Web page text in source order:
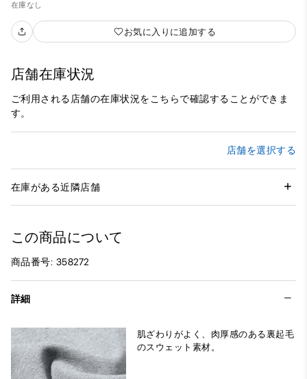
在庫なし
お気に入りに追加する
店舗在庫状況
ご利用される店舗の在庫状況をこちらで確認することができま
す。
店舗を選択する
在庫がある近隣店舗
この商品について
商品番号: 358272
詳細
肌ざわりがよく、肉厚感のある裏起毛
のスウェット素材。